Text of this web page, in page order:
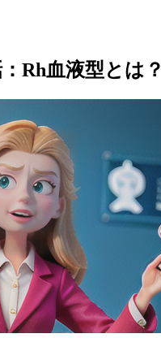
Rh血液型とは？